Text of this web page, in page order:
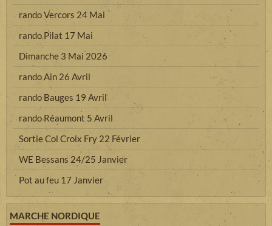
rando Vercors 24 Mai
rando Pilat 17 Mai
Dimanche 3 Mai 2026
rando Ain 26 Avril
rando Bauges 19 Avril
rando Réaumont 5 Avril
Sortie Col Croix Fry 22 Février
WE Bessans 24/25 Janvier
Pot au feu 17 Janvier
MARCHE NORDIQUE